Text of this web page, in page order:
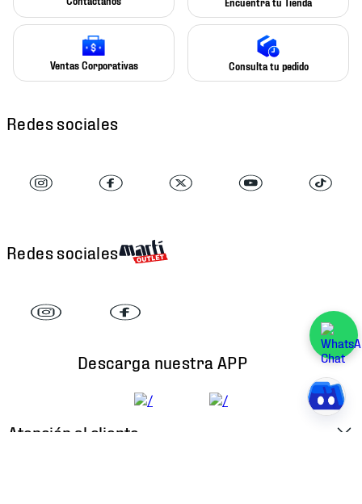
Ventas Corporativas Consulta tu pedido
Redes sociales
Redes sociales
Descarga nuestra APP
Atención al cliente